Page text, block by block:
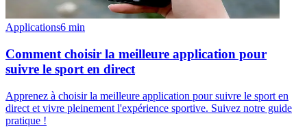
Applications6 min
Comment choisir la meilleure application pour
suivre le sport en direct
Apprenez à choisir la meilleure application pour suivre le sport en
direct et vivre pleinement l'expérience sportive. Suivez notre guide
pratique !